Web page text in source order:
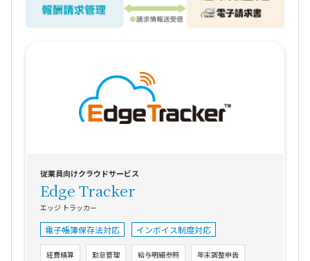
従業員向けクラウドサービス
Edge Tracker
エッジ トラッカー
電子帳簿保存法対応 インボイス制度対応
経費精算 勤怠管理 給与明細参照 年末調整申告